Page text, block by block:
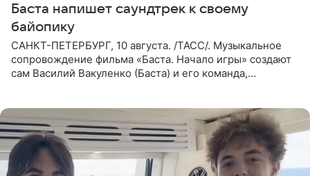
Баста напишет саундтрек к своему
байопику
САНКТ-ПЕТЕРБУРГ, 10 августа. /ТАСС/. Музыкальное
сопровождение фильма «Баста. Начало игры» создают
сам Василий Вакуленко (Баста) и его команда,